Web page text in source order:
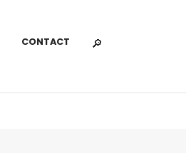
CONTACT